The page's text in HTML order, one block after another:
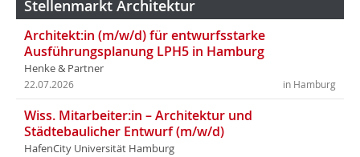
Stellenmarkt Architektur
Architekt:in (m/w/d) für entwurfsstarke
Ausführungsplanung LPH5 in Hamburg
Henke & Partner
in Hamburg
22.07.2026
Wiss. Mitarbeiter:in – Architektur und
Städtebaulicher Entwurf (m/w/d)
HafenCity Universität Hamburg